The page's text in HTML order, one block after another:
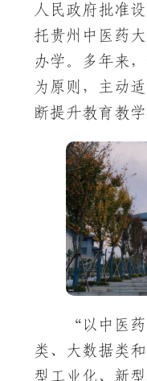
人民政府批准
托贵州中医药
办学。多年来
为原则，主动
断提升教育教
“以中医
类、大数据类
型工业化、新